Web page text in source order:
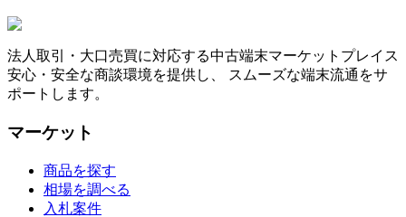
法人取引・大口売買に対応する中古端末マーケットプレイス
安心・安全な商談環境を提供し、 スムーズな端末流通をサ
ポートします。
マーケット
商品を探す
相場を調べる
入札案件